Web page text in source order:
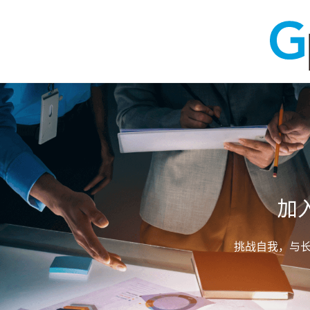
加
挑战自我，与